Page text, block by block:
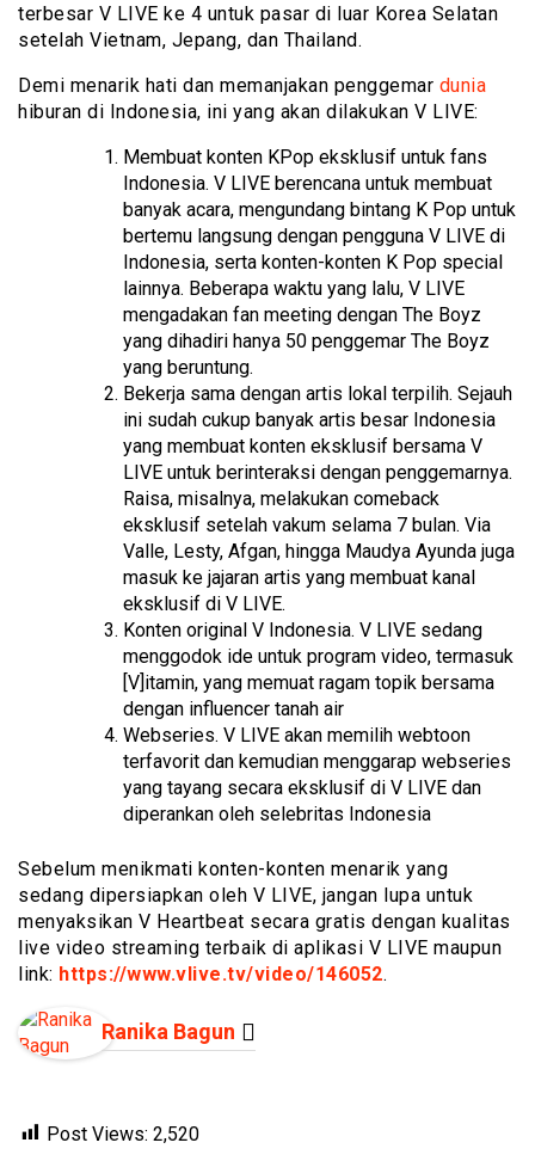
terbesar V LIVE ke 4 untuk pasar di luar Korea Selatan
setelah Vietnam, Jepang, dan Thailand.
Demi menarik hati dan memanjakan penggemar dunia
hiburan di Indonesia, ini yang akan dilakukan V LIVE:
Membuat konten KPop eksklusif untuk fans
Indonesia. V LIVE berencana untuk membuat
banyak acara, mengundang bintang K Pop untuk
bertemu langsung dengan pengguna V LIVE di
Indonesia, serta konten-konten K Pop special
lainnya. Beberapa waktu yang lalu, V LIVE
mengadakan fan meeting dengan The Boyz
yang dihadiri hanya 50 penggemar The Boyz
yang beruntung.
Bekerja sama dengan artis lokal terpilih. Sejauh
ini sudah cukup banyak artis besar Indonesia
yang membuat konten eksklusif bersama V
LIVE untuk berinteraksi dengan penggemarnya.
Raisa, misalnya, melakukan comeback
eksklusif setelah vakum selama 7 bulan. Via
Valle, Lesty, Afgan, hingga Maudya Ayunda juga
masuk ke jajaran artis yang membuat kanal
eksklusif di V LIVE.
Konten original V Indonesia. V LIVE sedang
menggodok ide untuk program video, termasuk
[V]itamin, yang memuat ragam topik bersama
dengan influencer tanah air
Webseries. V LIVE akan memilih webtoon
terfavorit dan kemudian menggarap webseries
yang tayang secara eksklusif di V LIVE dan
diperankan oleh selebritas Indonesia
Sebelum menikmati konten-konten menarik yang
sedang dipersiapkan oleh V LIVE, jangan lupa untuk
menyaksikan V Heartbeat secara gratis dengan kualitas
live video streaming terbaik di aplikasi V LIVE maupun
link: https://www.vlive.tv/video/146052.
Ranika Bagun
Post Views: 2,520